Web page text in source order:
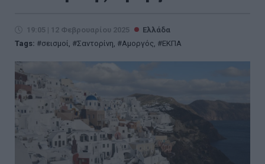
19:05 | 12 Φεβρουαρίου 2025
Ελλάδα
Tags:
σεισμοί, Σαντορίνη, Αμοργός, ΕΚΠΑ